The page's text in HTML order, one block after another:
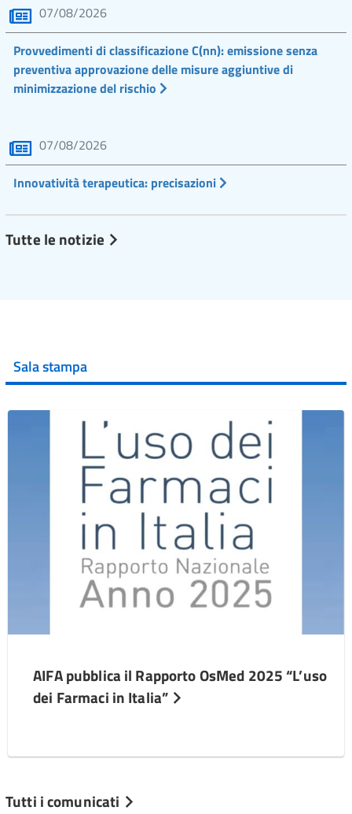
07/08/2026
Provvedimenti di classificazione C(nn): emissione senza
preventiva approvazione delle misure aggiuntive di
minimizzazione del rischio
07/08/2026
Innovatività terapeutica: precisazioni
Tutte le notizie
Sala stampa
AIFA pubblica il Rapporto OsMed 2025 “L’uso
dei Farmaci in Italia”
Tutti i comunicati